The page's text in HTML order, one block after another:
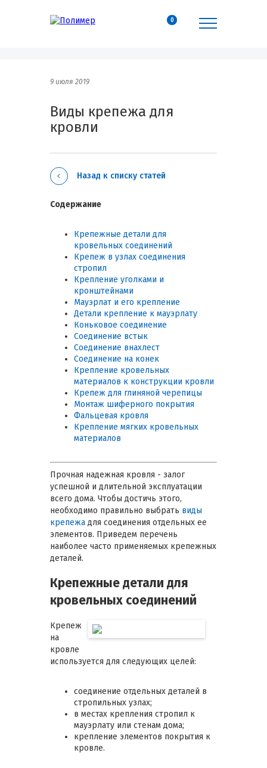
0
9 июля 2019
Виды крепежа для
кровли
Назад к списку статей
Содержание
Крепежные детали для
кровельных соединений
Крепеж в узлах соединения
стропил
Крепление уголками и
кронштейнами
Мауэрлат и его крепление
Детали крепление к мауэрлату
Коньковое соединение
Соединение встык
Соединение внахлест
Соединение на конек
Крепление кровельных
материалов к конструкции кровли
Крепеж для глиняной черепицы
Монтаж шиферного покрытия
Фальцевая кровля
Крепление мягких кровельных
материалов
Прочная надежная кровля - залог
успешной и длительной эксплуатации
всего дома. Чтобы достичь этого,
необходимо правильно выбрать виды
крепежа для соединения отдельных ее
элементов. Приведем перечень
наиболее часто применяемых крепежных
деталей.
Крепежные детали для
кровельных соединений
Крепеж
на
кровле
используется для следующих целей:
соединение отдельных деталей в
стропильных узлах;
в местах крепления стропил к
мауэрлату или стенам дома;
крепление элементов покрытия к
кровле.